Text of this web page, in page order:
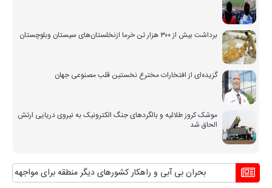
برداشت بیش از ۳۰۰ هزار تن خرما ازنخلستان‌های سیستان وبلوچستان
گزیده‌ای از افتخارات مخترع نخستین قلب مصنوعی جهان
موشک کروز طلائیه و بالگردهای جنگ الکترونیک به نیروی دریایی ارتش
الحاق شد
بحران بی آبی و راهکار کشورهای دیگر منطقه برای مواجهه با آن